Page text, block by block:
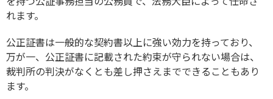
れます。
公正証書は一般的な契約書以上に強い効力を持っており、
万が一、公正証書に記載された約束が守られない場合は、
裁判所の判決がなくとも差し押さえまでできることもあり
ます。